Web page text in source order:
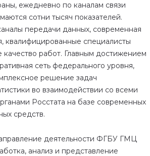
ежедневно по каналам связи
сотни тысяч показателей.
передачи данных, современная
квалифицированные специалисты
работ. Главным достижением
сеть федерального уровня,
решение задач
во взаимодействии со всеми
Росстата на базе современных
средств.
деятельности ФГБУ ГМЦ
анализ и представление